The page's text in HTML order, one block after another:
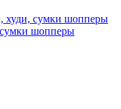
худи, сумки шопперы
шопперы